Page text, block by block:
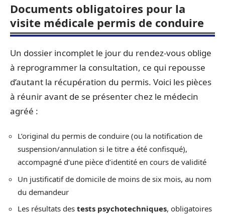
Documents obligatoires pour la
visite médicale permis de conduire
Un dossier incomplet le jour du rendez-vous oblige
à reprogrammer la consultation, ce qui repousse
d’autant la récupération du permis. Voici les pièces
à réunir avant de se présenter chez le médecin
agréé :
L’original du permis de conduire (ou la notification de
suspension/annulation si le titre a été confisqué),
accompagné d’une pièce d’identité en cours de validité
Un justificatif de domicile de moins de six mois, au nom
du demandeur
Les résultats des tests psychotechniques, obligatoires